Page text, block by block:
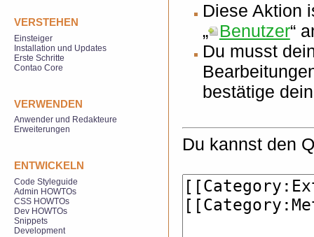
Diese Aktion
„
Benutzer“
Du musst
bestätige
Du kannst den
VERSTEHEN
Einsteiger
Installation und Updates
Erste Schritte
Contao Core
VERWENDEN
Anwender und Redakteure
Erweiterungen
ENTWICKELN
Code Styleguide
Admin HOWTOs
CSS HOWTOs
Dev HOWTOs
Snippets
Development